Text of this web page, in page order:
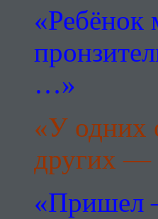
…»
«У одних
других —
«Пришел